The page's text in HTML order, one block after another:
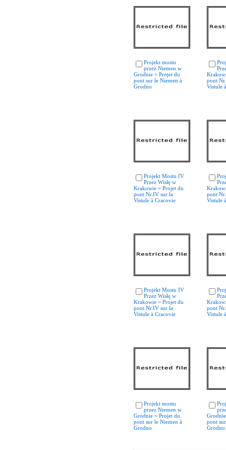
Projekt mostu
przez Niemen w
Grodnie = Projet du
pont sur le Niemen à
Grodno
pont
Vistule
Projekt Mostu IV
Przez Wisłę w
Krakowie = Projet du
pont Nr.IV sur la
Vistule à Cracovie
pont
Vistule
Projekt Mostu IV
Przez Wisłę w
Krakowie = Projet du
pont Nr.IV sur la
Vistule à Cracovie
pont
Vistule
Projekt mostu
przez Niemen w
Grodnie = Projet du
pont sur le Niemen à
Grodno
pont
Grodno